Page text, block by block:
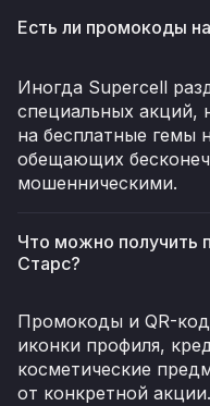
Есть ли промокоды
Иногда Supercell
специальных акций,
на бесплатные гемы
обещающих
мошенническими.
Что можно получить
Старс?
Промокоды и QR-
иконки профиля,
косметические
от конкретной акции.